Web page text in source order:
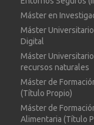
Máster en
Máster
Digital
Máster
recursos naturales
Máster de
(Título Propio)
Máster de
Alimentaria (Título